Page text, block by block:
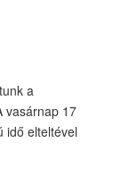
a
vasárnap 17
idő elteltével